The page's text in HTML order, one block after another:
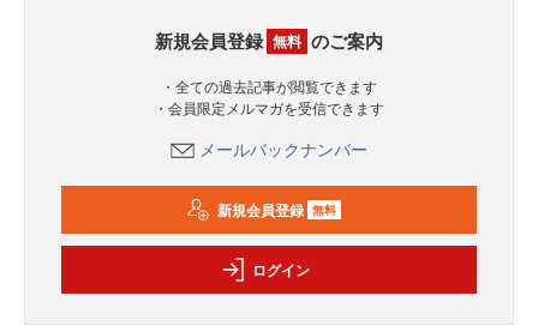
新規会員登録 無料 のご案内
・全ての過去記事が閲覧できます
・会員限定メルマガを受信できます
メールバックナンバー
新規会員登録 無料
ログイン